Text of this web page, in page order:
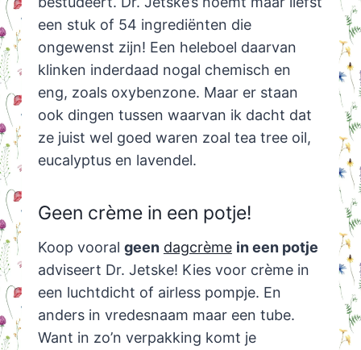
een stuk of 54 ingrediënten die
ongewenst zijn! Een heleboel daarvan
klinken inderdaad nogal chemisch en
eng, zoals oxybenzone. Maar er staan
ook dingen tussen waarvan ik dacht dat
ze juist wel goed waren zoal tea tree oil,
eucalyptus en lavendel.
Geen crème in een potje!
Koop vooral geen dagcrème in een potje
adviseert Dr. Jetske! Kies voor crème in
een luchtdicht of airless pompje. En
anders in vredesnaam maar een tube.
Want in zo’n verpakking komt je